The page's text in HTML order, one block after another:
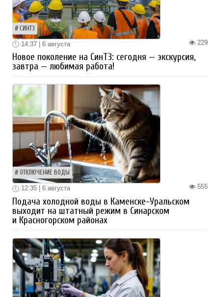
СИНТЗ
229
14:37 | 6 августа
Новое поколение на СинТЗ: сегодня — экскурсия,
завтра — любимая работа!
ОТКЛЮЧЕНИЕ ВОДЫ
555
12:35 | 6 августа
Подача холодной воды в Каменске-Уральском
выходит на штатный режим в Синарском
и Красногорском районах